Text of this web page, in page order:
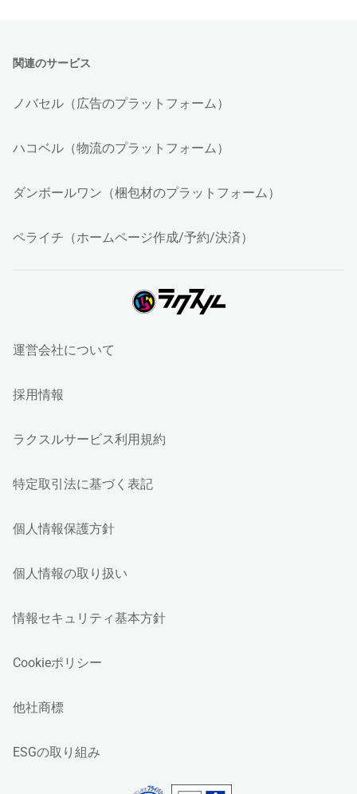
関連のサービス
ノバセル（広告のプラットフォーム）
ハコベル（物流のプラットフォーム）
ダンボールワン（梱包材のプラットフォーム）
ペライチ（ホームページ作成/予約/決済）
運営会社について
採用情報
ラクスルサービス利用規約
特定取引法に基づく表記
個人情報保護方針
個人情報の取り扱い
情報セキュリティ基本方針
Cookieポリシー
他社商標
ESGの取り組み